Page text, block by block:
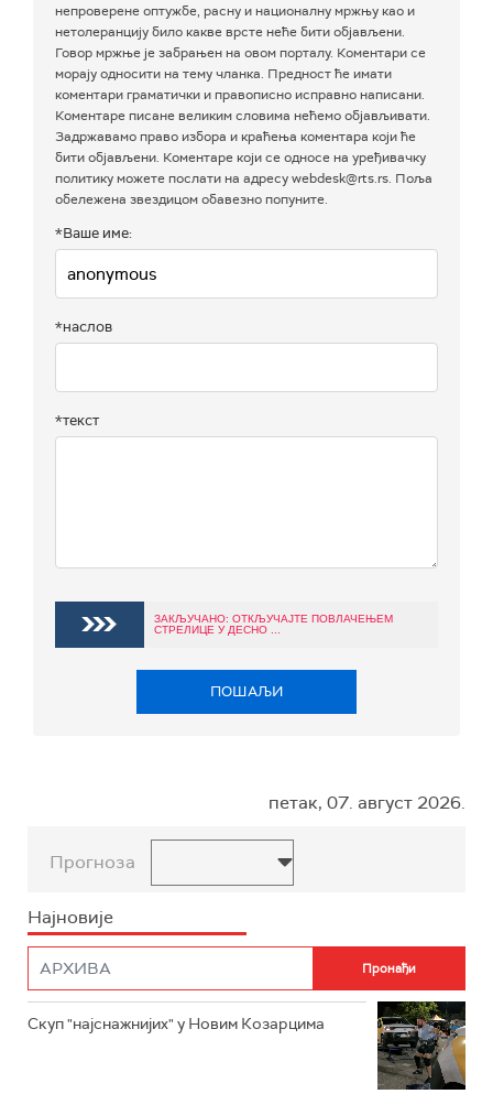
непроверене оптужбе, расну и националну мржњу као и
нетолеранцију било какве врсте неће бити објављени.
Говор мржње је забрањен на овом порталу. Коментари се
морају односити на тему чланка. Предност ће имати
коментари граматички и правописно исправно написани.
Коментаре писане великим словима нећемо објављивати.
Задржавамо право избора и краћења коментара који ће
бити објављени. Коментаре који се односе на уређивачку
политику можете послати на адресу webdesk@rts.rs. Поља
обележена звездицом обавезно попуните.
*Ваше име:
*наслов
*текст
ЗАКЉУЧАНО: ОТКЉУЧАЈТЕ ПОВЛАЧЕЊЕМ
СТРЕЛИЦЕ У ДЕСНО ...
ПОШАЉИ
петак, 07. август 2026.
Прогноза
Најновије
Скуп "најснажнијих" у Новим Козарцима